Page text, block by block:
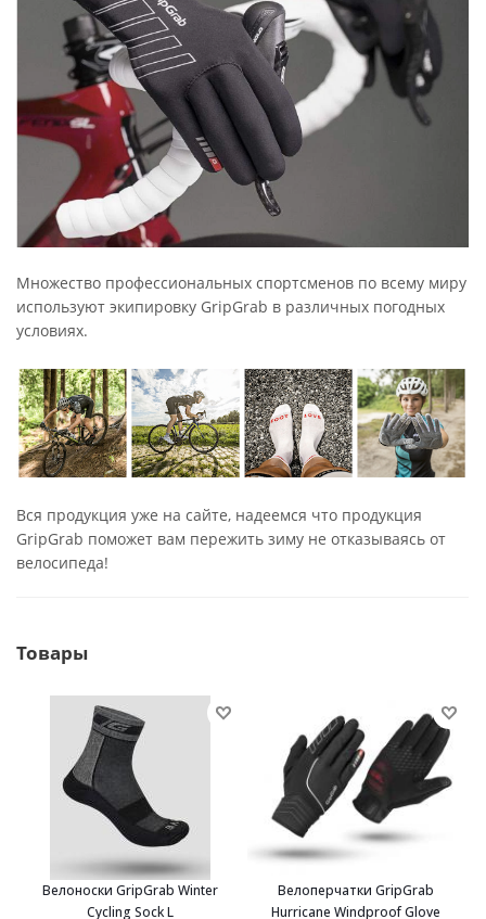
Множество профессиональных спортсменов по всему миру
используют экипировку GripGrab в различных погодных
условиях.
Вся продукция уже на сайте, надеемся что продукция
GripGrab поможет вам пережить зиму не отказываясь от
велосипеда!
Товары
Велоноски GripGrab Winter
Cycling Sock L
Велоперчатки GripGrab
Hurricane Windproof Glove